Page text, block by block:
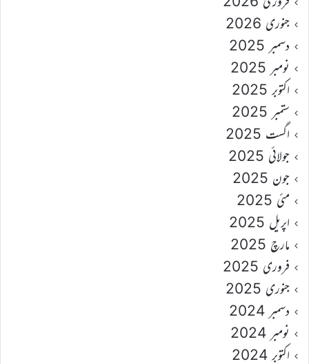
جنوری 2026
دسمبر 2025
نومبر 2025
اکتوبر 2025
ستمبر 2025
اگست 2025
جولائی 2025
جون 2025
مئی 2025
اپریل 2025
مارچ 2025
فروری 2025
جنوری 2025
دسمبر 2024
نومبر 2024
اکتوبر 2024